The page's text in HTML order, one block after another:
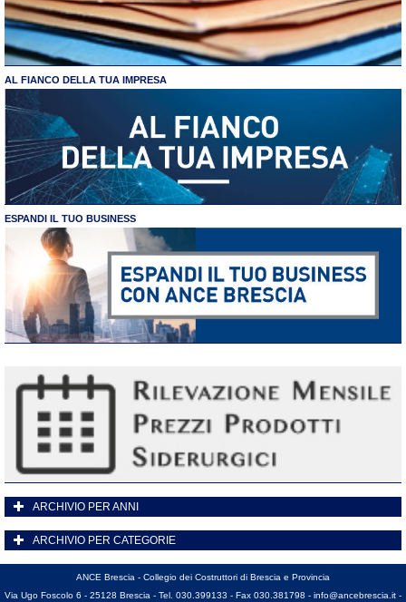
AL FIANCO DELLA TUA IMPRESA
ESPANDI IL TUO BUSINESS
ARCHIVIO PER ANNI
ARCHIVIO PER CATEGORIE
ANCE Brescia - Collegio dei Costruttori di Brescia e Provincia
Via Ugo Foscolo 6 - 25128 Brescia - Tel. 030.399133 - Fax 030.381798 - info@ancebrescia.it -